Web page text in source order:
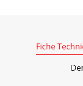
Fiche